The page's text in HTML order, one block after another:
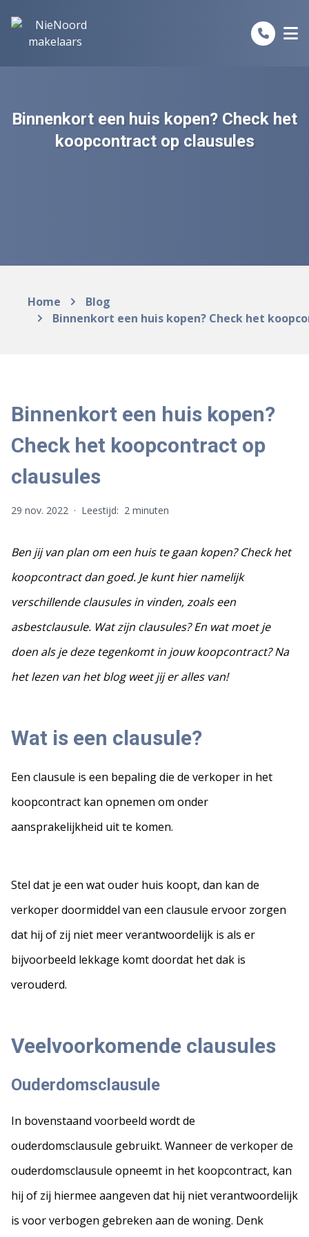
Binnenkort een huis kopen? Check het
koopcontract op clausules
Home
Blog
Binnenkort een huis kopen? Check het
Binnenkort een huis kopen?
Check het koopcontract op
clausules
29 nov. 2022 · Leestijd: 2 minuten
Ben jij van plan om een huis te gaan kopen? Check het
koopcontract dan goed. Je kunt hier namelijk
verschillende clausules in vinden, zoals een
asbestclausule. Wat zijn clausules? En wat moet je
doen als je deze tegenkomt in jouw koopcontract? Na
het lezen van het blog weet jij er alles van!
Wat is een clausule?
Een clausule is een bepaling die de verkoper in het
koopcontract kan opnemen om onder
aansprakelijkheid uit te komen.
Stel dat je een wat ouder huis koopt, dan kan de
verkoper doormiddel van een clausule ervoor zorgen
dat hij of zij niet meer verantwoordelijk is als er
bijvoorbeeld lekkage komt doordat het dak is
verouderd.
Veelvoorkomende clausules
Ouderdomsclausule
In bovenstaand voorbeeld wordt de
ouderdomsclausule gebruikt. Wanneer de verkoper de
ouderdomsclausule opneemt in het koopcontract, kan
hij of zij hiermee aangeven dat hij niet verantwoordelijk
is voor verbogen gebreken aan de woning. Denk